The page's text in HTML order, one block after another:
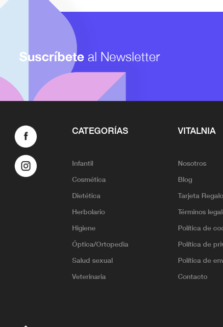
Suscríbete al Newsletter
CATEGORÍAS
Infantil
Cosmética
Dietética
Herbolario
Higiene
Óptica/Ortopedia
Salud sexual
Veterinaria
VITALNIA
Nosotros
Blog
Tarjeta Regalo
Términos
Política de
Política de
Política de
Contacto